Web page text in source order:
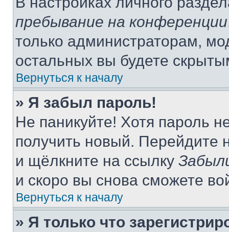
пребывание на конференции
только администраторам,
остальных вы будете
Вернуться к началу
» Я забыл пароль!
Не паникуйте! Хотя пароль
получить новый. Перейдите
и щёлкните на ссылку
и скоро вы снова сможете
Вернуться к началу
» Я только что